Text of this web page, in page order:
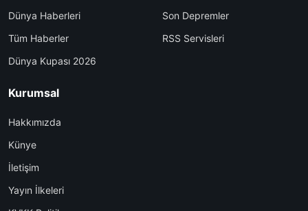
Dünya Haberleri
Tüm Haberler
Dünya Kupası 2026
Son Depremler
RSS Servisleri
Kurumsal
Hakkımızda
Künye
İletişim
Yayın İlkeleri